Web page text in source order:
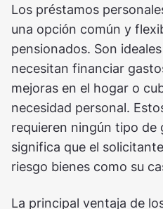
Los préstamos
una opción común y
pensionados. Son
necesitan financiar
mejoras en el hogar o
necesidad personal.
requieren ningún tipo de
significa que el
riesgo bienes como su
La principal ventaja de